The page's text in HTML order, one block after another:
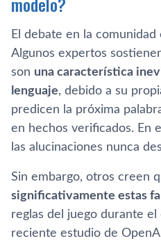
El debate en la
Algunos expertos
son una característica
lenguaje, debido a su
predicen la próxima
en hechos verificados. En
las alucinaciones nunca
Sin embargo, otros creen
significativamente estas
reglas del juego durante el
reciente estudio de